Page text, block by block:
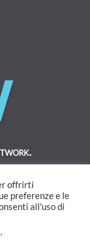
offrirti
preferenze e le
all'uso di
.